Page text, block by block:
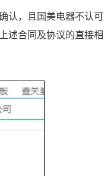
认，且国美电器不认可
述合同及协议的直接相